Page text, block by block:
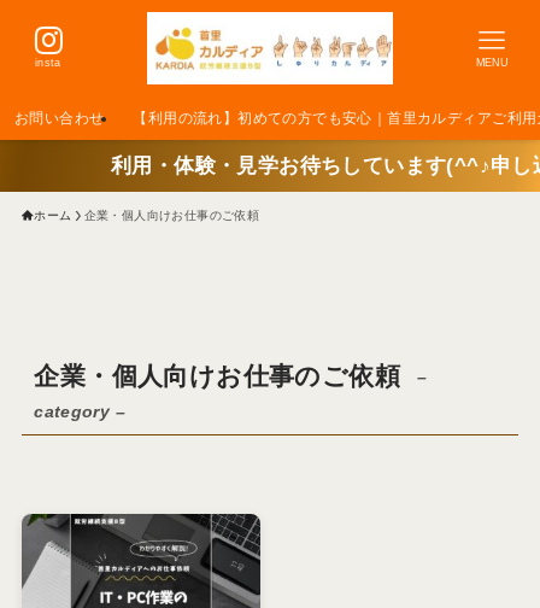
insta MENU
お問い合わせ 【利用の流れ】初めての方でも安心｜首里カルディアご利
用・体験・見学お待ちしています(^^♪申し込みはこち
ホーム 企業・個人向けお仕事のご依頼
企業・個人向けお仕事のご依頼
–
category –